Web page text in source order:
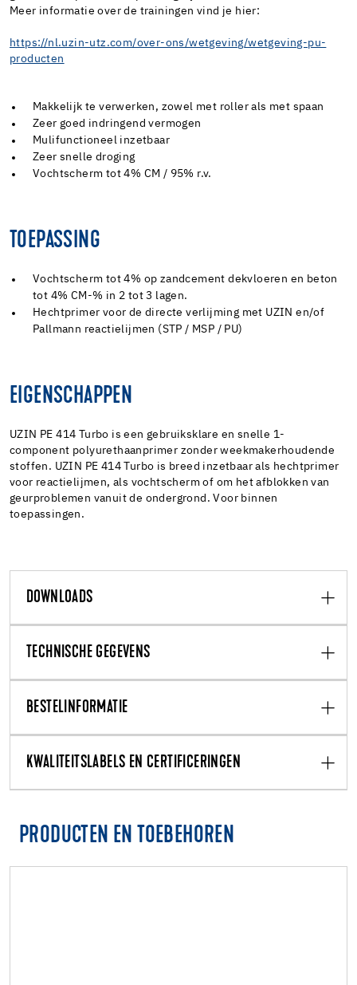
Meer informatie over de trainingen vind je hier:
https://nl.uzin-utz.com/over-ons/wetgeving/wetgeving-pu-
producten
Makkelijk te verwerken, zowel met roller als met spaan
Zeer goed indringend vermogen
Mulifunctioneel inzetbaar
Zeer snelle droging
Vochtscherm tot 4% CM / 95% r.v.
TOEPASSING
Vochtscherm tot 4% op zandcement dekvloeren en beton
tot 4% CM-% in 2 tot 3 lagen.
Hechtprimer voor de directe verlijming met UZIN en/of
Pallmann reactielijmen (STP / MSP / PU)
EIGENSCHAPPEN
UZIN PE 414 Turbo is een gebruiksklare en snelle 1-
component polyurethaanprimer zonder weekmakerhoudende
stoffen. UZIN PE 414 Turbo is breed inzetbaar als hechtprimer
voor reactielijmen, als vochtscherm of om het afblokken van
geurproblemen vanuit de ondergrond. Voor binnen
toepassingen.
DOWNLOADS
TECHNISCHE GEGEVENS
BESTELINFORMATIE
KWALITEITSLABELS EN CERTIFICERINGEN
PRODUCTEN EN TOEBEHOREN